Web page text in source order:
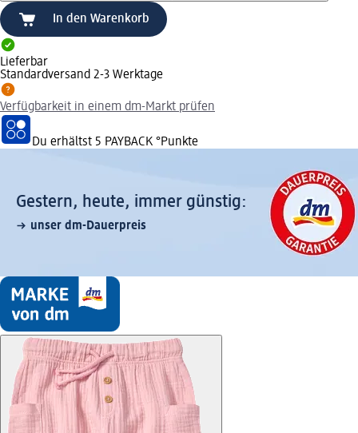
In den Warenkorb
Lieferbar
Standardversand 2-3 Werktage
Verfügbarkeit in einem dm-Markt prüfen
Du erhältst 5 PAYBACK °Punkte
Gestern, heute, immer günstig:
unser dm-Dauerpreis